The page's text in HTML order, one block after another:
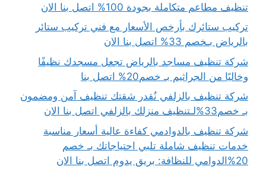
تنظيف مطاعم متكاملة بجودة 100% اتصل بنا الان
تركيب ستائرك بأرخص الأسعار مع فني تركيب ستائر
بالرياض بـخصم 33% اتصل بنا الان
شركة تنظيف مساجد بالرياض تجعل مسجدك نظيفًا
وخاليًا من الجراثيم بـ خصم20% اتصل بنا
شركة تنظيف بالزلفي نُقدر شقتك تنظيف آمن ومضمون
بـ خصم33%لـتنظيف منزلك بالزلفي اتصل بنا الان
شركة تنظيف بالدوادمي كفاءة عالية أسعار مناسبة
خدمات تنظيف شاملة تلبي احتياجاتك بـ خصم
20%الدوامي للنظافة: بريق يدوم اتصل بنا الان